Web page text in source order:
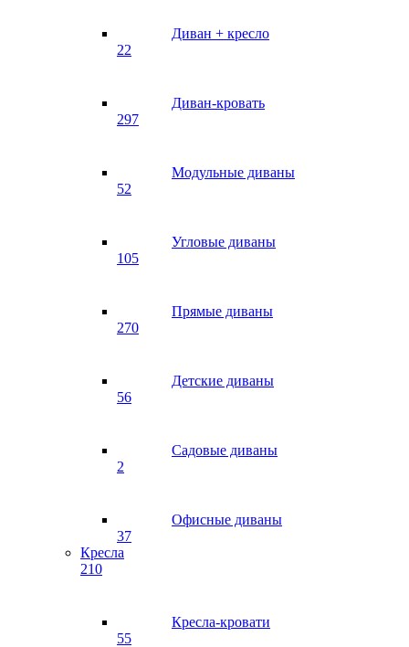
Диван + кресло
22
Диван-кровать
297
Модульные диваны
52
Угловые диваны
105
Прямые диваны
270
Детские диваны
56
Садовые диваны
2
Офисные диваны
37
Кресла
210
Кресла-кровати
55